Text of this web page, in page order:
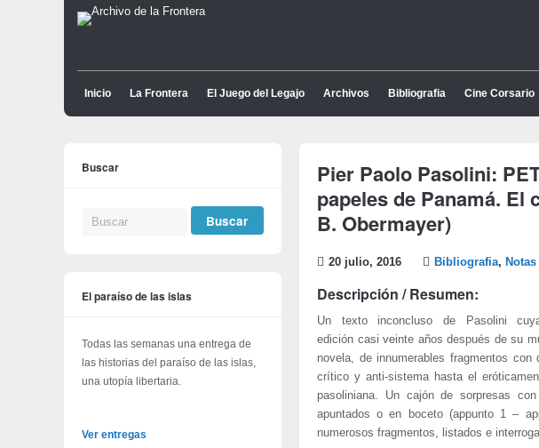
Inicio La Frontera El Juego del Legajo Archivos Bibliografia Cine Corsario
Pier Paolo Pasolini:
papeles de Panamá. El
B. Obermayer)
20 julio, 2016 Bibliografia,
Descripción / Resumen:
Un texto inconcluso de Pasolini
edición casi veinte años después de su
novela, de innumerables fragmentos
crítico y anti-sistema hasta el
pasoliniana. Un cajón de sorpresas
apuntados o en boceto (appunto 1 –
numerosos fragmentos, listados e
Buscar
El paraíso de las islas
Todas las semanas una entrega de
las historias del paraíso de las islas,
una utopía libertaria.
Ver entregas